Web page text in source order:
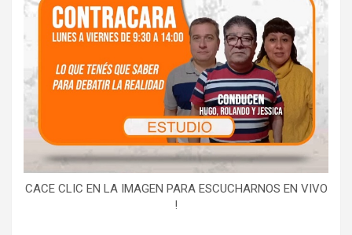
CACE CLIC EN LA IMAGEN PARA ESCUCHARNOS EN VIVO
!